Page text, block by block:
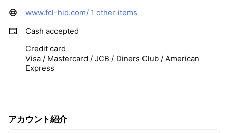
www.fcl-hid.com/ 1 other items
Cash accepted
Credit card
Visa / Mastercard / JCB / Diners Club / American
Express
アカウント紹介